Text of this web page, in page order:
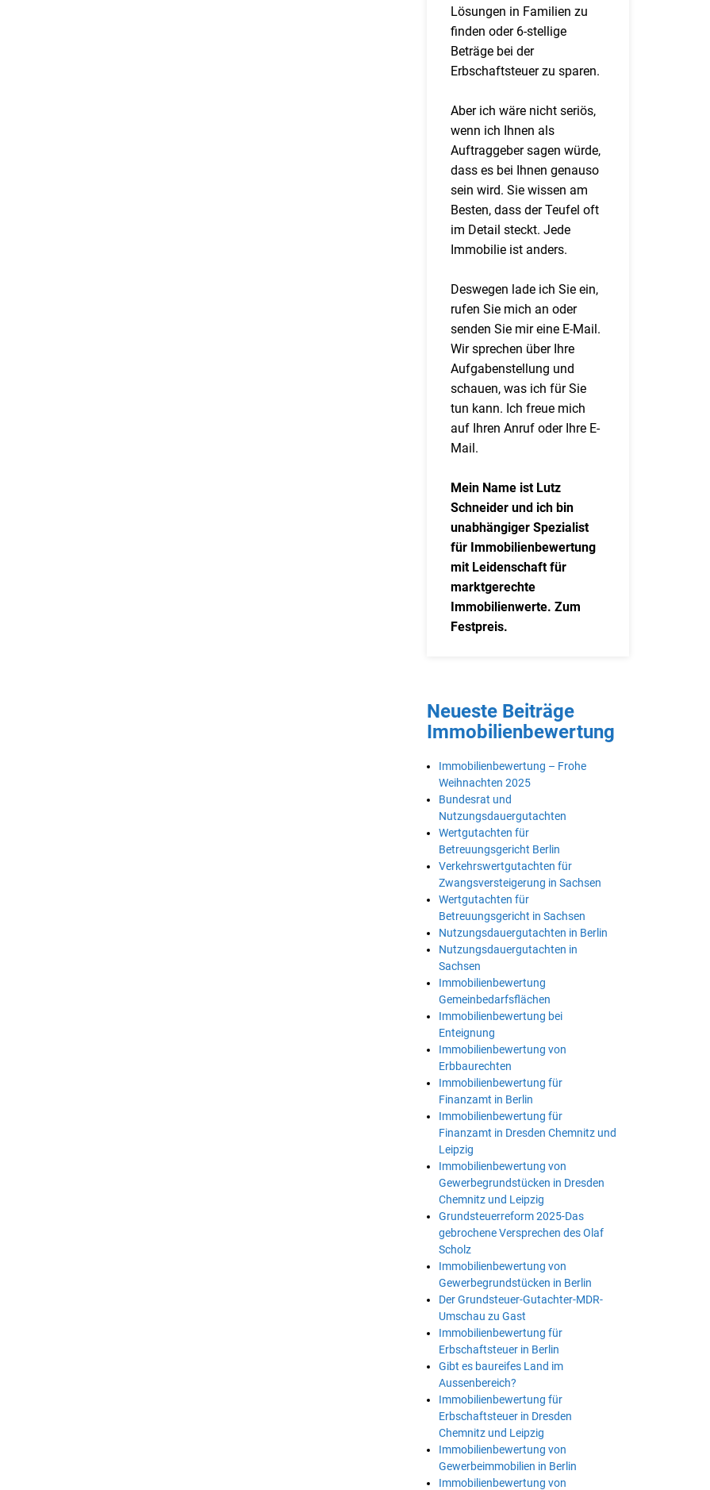
Lösungen in Familien zu
finden oder 6-stellige
Beträge bei der
Erbschaftsteuer zu sparen.
Aber ich wäre nicht seriös,
wenn ich Ihnen als
Auftraggeber sagen würde,
dass es bei Ihnen genauso
sein wird. Sie wissen am
Besten, dass der Teufel oft
im Detail steckt. Jede
Immobilie ist anders.
Deswegen lade ich Sie ein,
rufen Sie mich an oder
senden Sie mir eine E-Mail.
Wir sprechen über Ihre
Aufgabenstellung und
schauen, was ich für Sie
tun kann. Ich freue mich
auf Ihren Anruf oder Ihre E-
Mail.
Mein Name ist Lutz
Schneider und ich bin
unabhängiger Spezialist
für Immobilienbewertung
mit Leidenschaft für
marktgerechte
Immobilienwerte. Zum
Festpreis.
Neueste Beiträge
Immobilienbewertung
Immobilienbewertung – Frohe
Weihnachten 2025
Bundesrat und
Nutzungsdauergutachten
Wertgutachten für
Betreuungsgericht Berlin
Verkehrswertgutachten für
Zwangsversteigerung in Sachsen
Wertgutachten für
Betreuungsgericht in Sachsen
Nutzungsdauergutachten in Berlin
Nutzungsdauergutachten in
Sachsen
Immobilienbewertung
Gemeinbedarfsflächen
Immobilienbewertung bei
Enteignung
Immobilienbewertung von
Erbbaurechten
Immobilienbewertung für
Finanzamt in Berlin
Immobilienbewertung für
Finanzamt in Dresden Chemnitz und
Leipzig
Immobilienbewertung von
Gewerbegrundstücken in Dresden
Chemnitz und Leipzig
Grundsteuerreform 2025-Das
gebrochene Versprechen des Olaf
Scholz
Immobilienbewertung von
Gewerbegrundstücken in Berlin
Der Grundsteuer-Gutachter-MDR-
Umschau zu Gast
Immobilienbewertung für
Erbschaftsteuer in Berlin
Gibt es baureifes Land im
Aussenbereich?
Immobilienbewertung für
Erbschaftsteuer in Dresden
Chemnitz und Leipzig
Immobilienbewertung von
Gewerbeimmobilien in Berlin
Immobilienbewertung von